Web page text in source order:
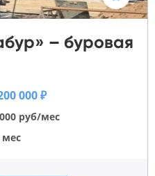
– буровая
000 ₽
руб/мес
мес